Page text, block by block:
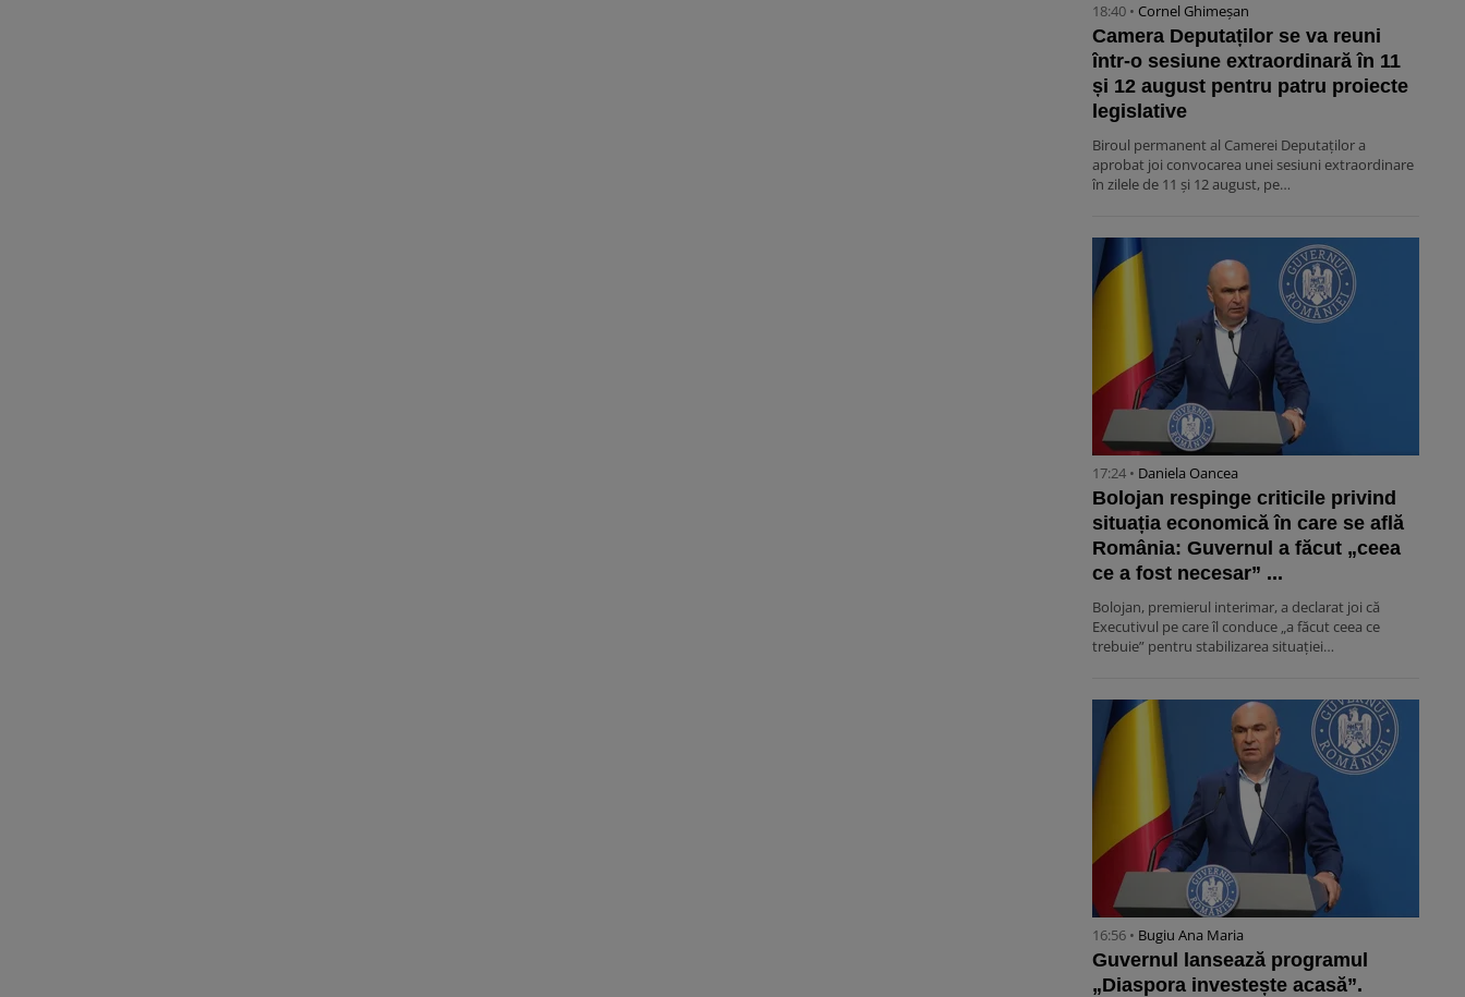
18:40 • Cornel Ghimeșan
Camera Deputaților se va reuni
într-o sesiune extraordinară în 11
și 12 august pentru patru proiecte
legislative
Biroul permanent al Camerei Deputaților a
aprobat joi convocarea unei sesiuni extraordinare
în zilele de 11 și 12 august, pe…
17:24 • Daniela Oancea
Bolojan respinge criticile privind
situația economică în care se află
România: Guvernul a făcut „ceea
ce a fost necesar” ...
Bolojan, premierul interimar, a declarat joi că
Executivul pe care îl conduce „a făcut ceea ce
trebuie” pentru stabilizarea situației…
16:56 • Bugiu ⁠Ana Maria
Guvernul lansează programul
„Diaspora investește acasă”.